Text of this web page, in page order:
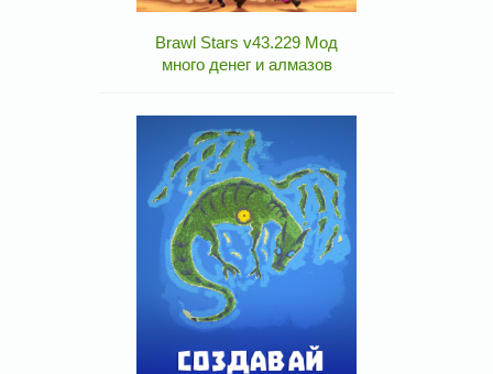
Brawl Stars v43.229 Мод
много денег и алмазов